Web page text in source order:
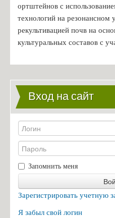
Правила приема на 5 курс
Контакты
Разработки
Научные разработки Костик
ортштейнов с
технологий на
рекультивацией почв на
культуральных составов с
Вход на сайт
Запомнить меня
Зарегистрировать учетную
Я забыл свой логин